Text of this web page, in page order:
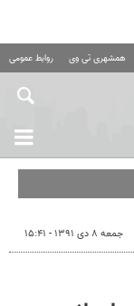
همشهری تی وی روابط عمومی
جمعه ۸ دی ۱۳۹۱ - ۱۵:۴۱